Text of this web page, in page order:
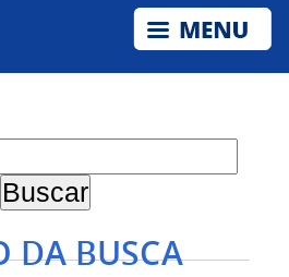
DA BUSCA